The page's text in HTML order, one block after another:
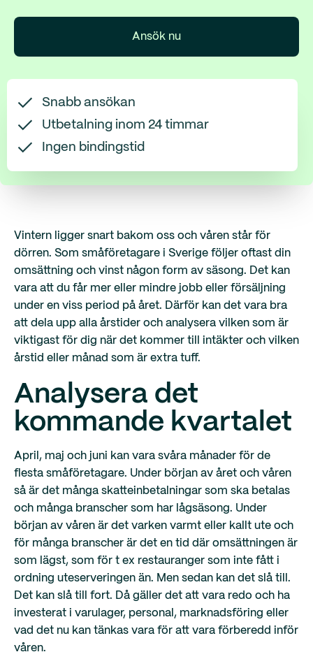
Ansök nu
Snabb ansökan
Utbetalning inom 24 timmar
Ingen bindingstid
Vintern ligger snart bakom oss och våren står för
dörren. Som småföretagare i Sverige följer oftast din
omsättning och vinst någon form av säsong. Det kan
vara att du får mer eller mindre jobb eller försäljning
under en viss period på året. Därför kan det vara bra
att dela upp alla årstider och analysera vilken som är
viktigast för dig när det kommer till intäkter och vilken
årstid eller månad som är extra tuff.
Analysera det
kommande kvartalet
April, maj och juni kan vara svåra månader för de
flesta småföretagare. Under början av året och våren
så är det många skatteinbetalningar som ska betalas
och många branscher som har lågsäsong. Under
början av våren är det varken varmt eller kallt ute och
för många branscher är det en tid där omsättningen är
som lägst, som för t ex restauranger som inte fått i
ordning uteserveringen än. Men sedan kan det slå till.
Det kan slå till fort. Då gäller det att vara redo och ha
investerat i varulager, personal, marknadsföring eller
vad det nu kan tänkas vara för att vara förberedd inför
våren.